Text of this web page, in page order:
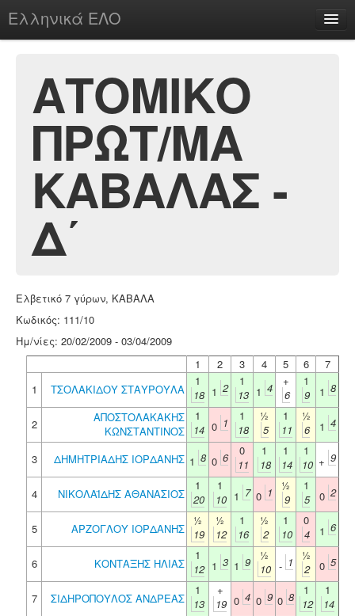
Ελληνικά ΕΛΟ
chesstu.be @ discord
Login
ΑΤΟΜΙΚΟ
ΠΡΩΤ/ΜΑ
ΚΑΒΑΛΑΣ -
Δ΄
Ελβετικό 7 γύρων, ΚΑΒΑΛΑ
Κωδικός: 111/10
Ημ/νίες: 20/02/2009 - 03/04/2009
1
2 3 4 5 6
7
1
ΤΣΟΛΑΚΙΔΟΥ ΣΤΑΥΡΟΥΛΑ
1
18 1 2
1
13 1 4
+
6
1
9
1 8
2
ΑΠΟΣΤΟΛΑΚΑΚΗΣ
ΚΩΝΣΤΑΝΤΙΝΟΣ
1
14 0 1
1
18
½
5
1
11
½
6
1 4
3 ΔΗΜΗΤΡΙΑΔΗΣ ΙΟΡΔΑΝΗΣ 1 8 0 6
0
11
1
18
1
14
1
10 + 9
4 ΝΙΚΟΛΑΪΔΗΣ ΑΘΑΝΑΣΙΟΣ
1
20
1
10 1 7 0 1
½
9
1
5
0 2
5 ΑΡΖΟΓΛΟΥ ΙΟΡΔΑΝΗΣ
½
19
½
12
1
16
½
2
1
10
0
4
1 6
6 ΚΟΝΤΑΞΗΣ ΗΛΙΑΣ
1
12 1 3 1 9
½
10 - 1
½
2
0 5
7 ΣΙΔΗΡΟΠΟΥΛΟΣ ΑΝΔΡΕΑΣ
1
13
+
19 0 4 0 9 0 8
1
12
1
14